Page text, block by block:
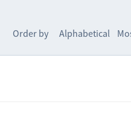
Order by Alphabetical